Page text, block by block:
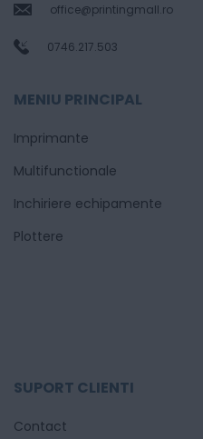
office@printingmall.ro
0746.217.503
MENIU PRINCIPAL
Imprimante
Multifunctionale
Inchiriere echipamente
Plottere
SUPORT CLIENTI
Contact